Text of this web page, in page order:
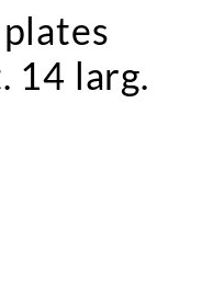
14 larg.